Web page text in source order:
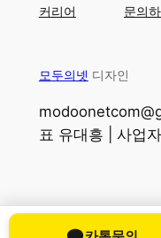
커리어
문의
모두의넷 디자인
표 유대흥 | 사업